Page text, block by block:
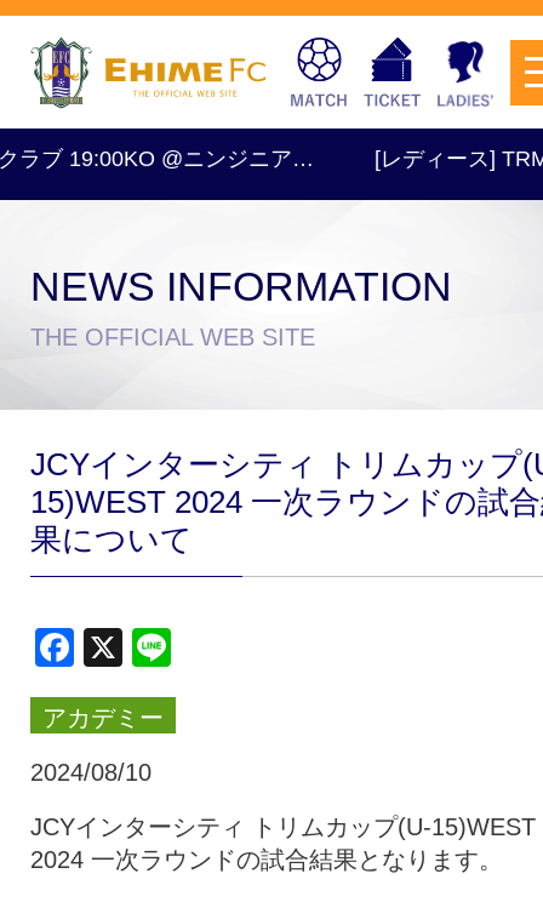
試合日程・結果 アクセス
クラブ・会社情報 レディース
ファンクラブ
チケットを購入
トップチーム アカデミー
19:00KO @ニンジニア… [レディース] TRM
NEWS INFORMATION
THE OFFICIAL WEB SITE
JCYインターシティ トリムカップ
15)WEST 2024 一次ラウンドの試
果について
Facebook
X
アカデミー
2024/08/10
JCYインターシティ トリムカップ(U-15)WEST
2024 一次ラウンドの試合結果となります。